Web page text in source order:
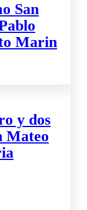
San
Marin
y dos
Mateo